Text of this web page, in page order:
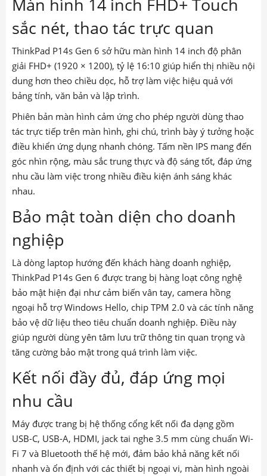
sắc nét, thao tác trực quan
ThinkPad P14s Gen 6 sở hữu màn hình 14 inch độ phân
giải FHD+ (1920 × 1200), tỷ lệ 16:10 giúp hiển thị nhiều nội
dung hơn theo chiều dọc, hỗ trợ làm việc hiệu quả với
bảng tính, văn bản và lập trình.
Phiên bản màn hình cảm ứng cho phép người dùng thao
tác trực tiếp trên màn hình, ghi chú, trình bày ý tưởng hoặc
điều khiển ứng dụng nhanh chóng. Tấm nền IPS mang đến
góc nhìn rộng, màu sắc trung thực và độ sáng tốt, đáp ứng
nhu cầu làm việc trong nhiều điều kiện ánh sáng khác
nhau.
Bảo mật toàn diện cho doanh
nghiệp
Là dòng laptop hướng đến khách hàng doanh nghiệp,
ThinkPad P14s Gen 6 được trang bị hàng loạt công nghệ
bảo mật hiện đại như cảm biến vân tay, camera hồng
ngoại hỗ trợ Windows Hello, chip TPM 2.0 và các tính năng
bảo vệ dữ liệu theo tiêu chuẩn doanh nghiệp. Điều này
giúp người dùng yên tâm lưu trữ thông tin quan trọng và
tăng cường bảo mật trong quá trình làm việc.
Kết nối đầy đủ, đáp ứng mọi
nhu cầu
Máy được trang bị hệ thống cổng kết nối đa dạng gồm
USB-C, USB-A, HDMI, jack tai nghe 3.5 mm cùng chuẩn Wi-
Fi 7 và Bluetooth thế hệ mới, đảm bảo khả năng kết nối
nhanh và ổn định với các thiết bị ngoại vi, màn hình ngoài